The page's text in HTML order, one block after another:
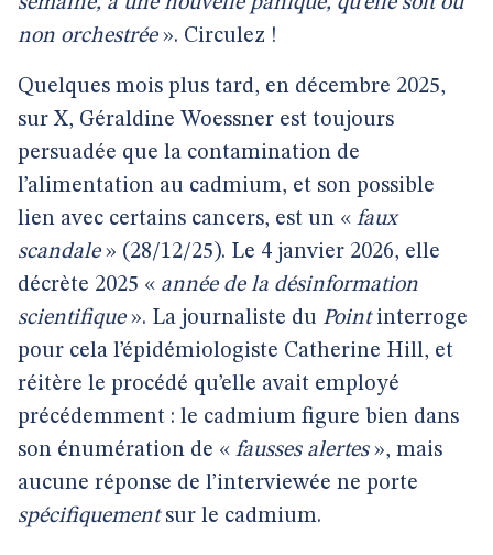
non orchestrée». Circulez !
Quelques mois plus tard, en décembre 2025,
sur X, Géraldine Woessner est toujours
persuadée que la contamination de
l’alimentation au cadmium, et son possible
lien avec certains cancers, est un « faux
scandale» (28/12/25). Le 4 janvier 2026, elle
décrète 2025 « année de la désinformation
scientifique». La journaliste du Pointinterroge
pour cela l’épidémiologiste Catherine Hill, et
réitère le procédé qu’elle avait employé
précédemment : le cadmium figure bien dans
son énumération de « fausses alertes», mais
aucune réponse de l’interviewée ne porte
spécifiquementsur le cadmium.